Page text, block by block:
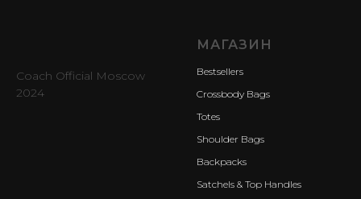
Coach Official Moscow
2024
МАГАЗИН
Bestsellers
Crossbody Bags
Totes
Shoulder Bags
Backpacks
Satchels & Top Handles